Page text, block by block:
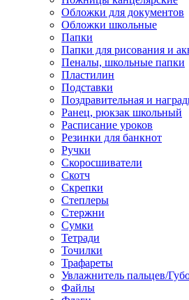
Обложки для документов
Обложки школьные
Папки
Папки для рисования и
Пеналы, школьные папки
Пластилин
Подставки
Поздравительная и
Ранец, рюкзак школьный
Расписание уроков
Резинки для банкнот
Ручки
Скоросшиватели
Скотч
Скрепки
Степлеры
Стержни
Сумки
Тетради
Точилки
Трафареты
Увлажнитель пальцев/
Файлы